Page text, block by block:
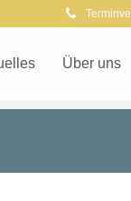
Über uns